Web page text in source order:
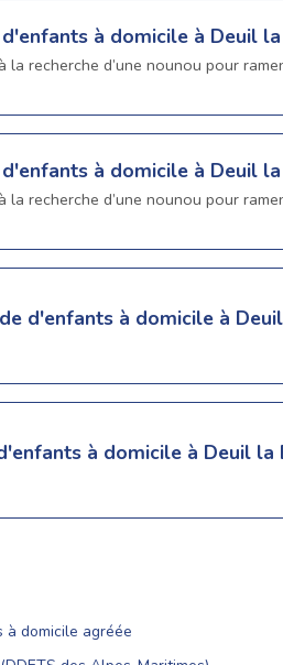
à domicile à Deuil
la recherche d’une nounou pour
à domicile à Deuil
la recherche d’une nounou pour
d'enfants à domicile à
à domicile à Deuil la
à domicile agréée